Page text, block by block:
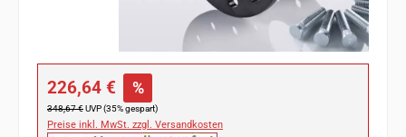
Verkaufspreis:
226,64 € %
Regulärer Preis:
348,67 €UVP (35% gespart)
Preise inkl. MwSt. zzgl. Versandkosten